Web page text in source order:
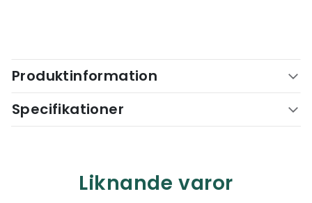
Produktinformation
Specifikationer
Liknande varor